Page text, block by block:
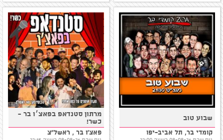
שבוע טוב
קומדי בר, תל אביב-יפו
מרתון סטנדאפ בפאצ׳ו בר -
כשר!
פאצ'ו בר , ראשל"צ